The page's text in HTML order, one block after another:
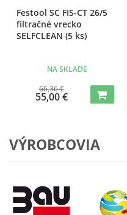
Festool SC FIS-CT 26/5
filtračné vrecko
SELFCLEAN (5 ks)
NA SKLADE
66,36 €
55,00 €
VÝROBCOVIA